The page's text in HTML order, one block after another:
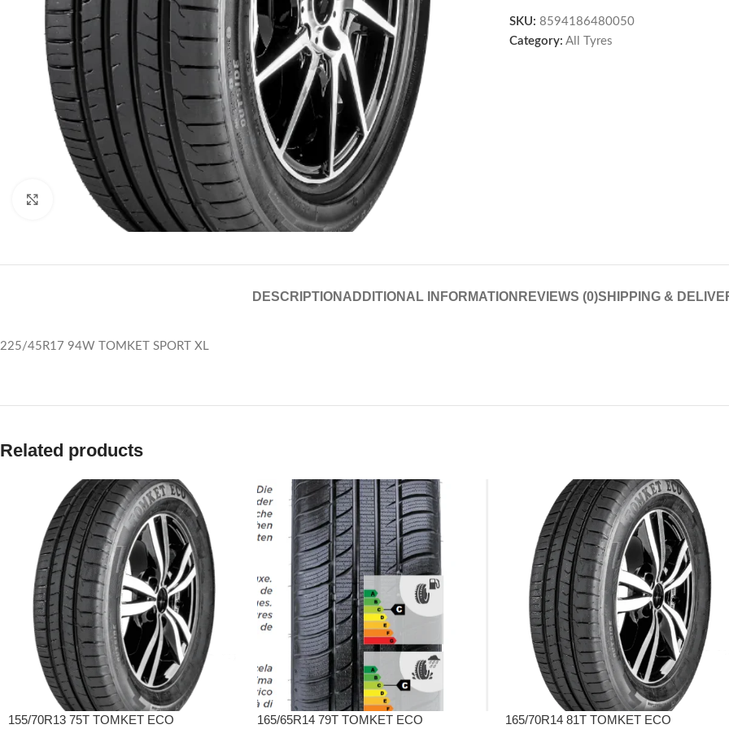
Click to enlarge
SKU: 8594186480050
Category: All Tyres
DESCRIPTION ADDITIONAL INFORMATION REVIEWS (0)SHIPPING &
225/45R17 94W TOMKET SPORT XL
Related products
155/70R13 75T TOMKET ECO 165/65R14 79T TOMKET ECO 165/70R14 81T TOMKET ECO